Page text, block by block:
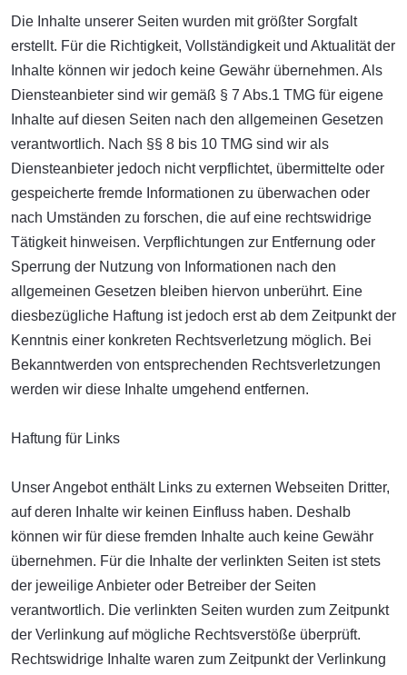
Die Inhalte unserer Seiten wurden mit größter Sorgfalt
erstellt. Für die Richtigkeit, Vollständigkeit und Aktualität der
Inhalte können wir jedoch keine Gewähr übernehmen. Als
Diensteanbieter sind wir gemäß § 7 Abs.1 TMG für eigene
Inhalte auf diesen Seiten nach den allgemeinen Gesetzen
verantwortlich. Nach §§ 8 bis 10 TMG sind wir als
Diensteanbieter jedoch nicht verpflichtet, übermittelte oder
gespeicherte fremde Informationen zu überwachen oder
nach Umständen zu forschen, die auf eine rechtswidrige
Tätigkeit hinweisen. Verpflichtungen zur Entfernung oder
Sperrung der Nutzung von Informationen nach den
allgemeinen Gesetzen bleiben hiervon unberührt. Eine
diesbezügliche Haftung ist jedoch erst ab dem Zeitpunkt der
Kenntnis einer konkreten Rechtsverletzung möglich. Bei
Bekanntwerden von entsprechenden Rechtsverletzungen
werden wir diese Inhalte umgehend entfernen.
Haftung für Links
Unser Angebot enthält Links zu externen Webseiten Dritter,
auf deren Inhalte wir keinen Einfluss haben. Deshalb
können wir für diese fremden Inhalte auch keine Gewähr
übernehmen. Für die Inhalte der verlinkten Seiten ist stets
der jeweilige Anbieter oder Betreiber der Seiten
verantwortlich. Die verlinkten Seiten wurden zum Zeitpunkt
der Verlinkung auf mögliche Rechtsverstöße überprüft.
Rechtswidrige Inhalte waren zum Zeitpunkt der Verlinkung